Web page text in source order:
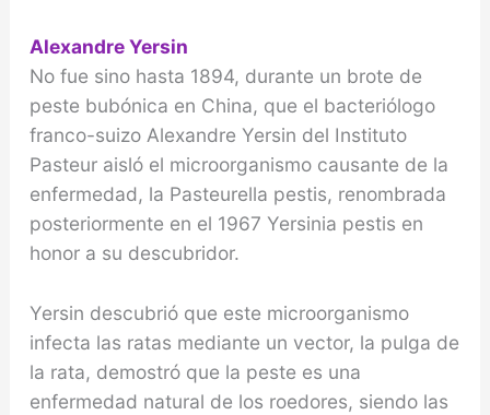
Alexandre Yersin
No fue sino hasta 1894, durante un brote de
peste bubónica en China, que el bacteriólogo
franco-sui­zo Alexandre Yersin del Instituto
Pasteur aisló el mi­croorganismo causante de la
enfermedad, la Pasteu­rella pestis, renombrada
posteriormente en el 1967 Yersinia pestis en
honor a su descubridor.
Yersin descubrió que este microorganismo
infecta las ratas mediante un vector, la pulga de
la rata, demostró que la peste es una
enfermedad natural de los roedores, siendo las